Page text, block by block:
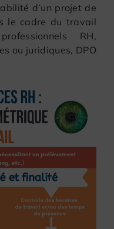
d’un projet de
le cadre du travail
RH,
ou juridiques, DPO